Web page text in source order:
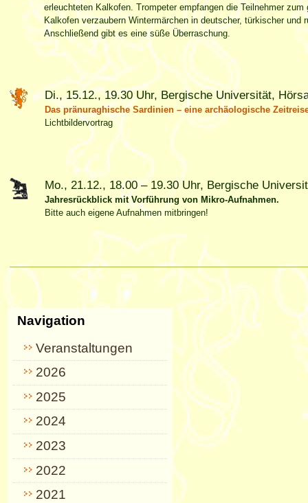
erleuchteten Kalkofen. Trompeter empfangen die Teilnehmer
Kalkofen verzaubern Wintermärchen in deutscher, türkischer und
Anschließend gibt es eine süße Überraschung.
Di., 15.12., 19.30 Uhr, Bergische Universität,
Das pränuraghische Sardinien – eine archäologische
Lichtbildervortrag
Mo., 21.12., 18.00 – 19.30 Uhr, Bergische
Jahresrückblick mit Vorführung von Mikro-Aufnahmen.
Bitte auch eigene Aufnahmen mitbringen!
Navigation
Veranstaltungen
2026
2025
2024
2023
2022
2021